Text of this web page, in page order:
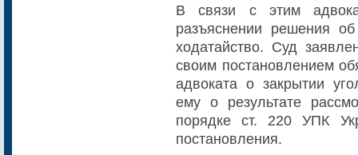
В связи с этим
разъяснении решения
ходатайство. Суд
своим постановлением
адвоката о закрытии
ему о результате
порядке ст. 220 УПК
постановления.